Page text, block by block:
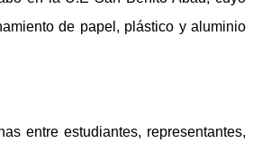
de papel, plástico y aluminio
entre estudiantes, representantes,